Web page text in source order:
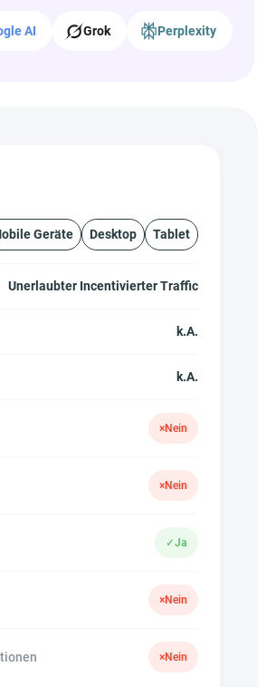
AI Grok Perplexity
Geräte Desktop Tablet
Unerlaubter Incentivierter Traffic
k.A.
k.A.
×Nein
×Nein
✓Ja
×Nein
×Nein